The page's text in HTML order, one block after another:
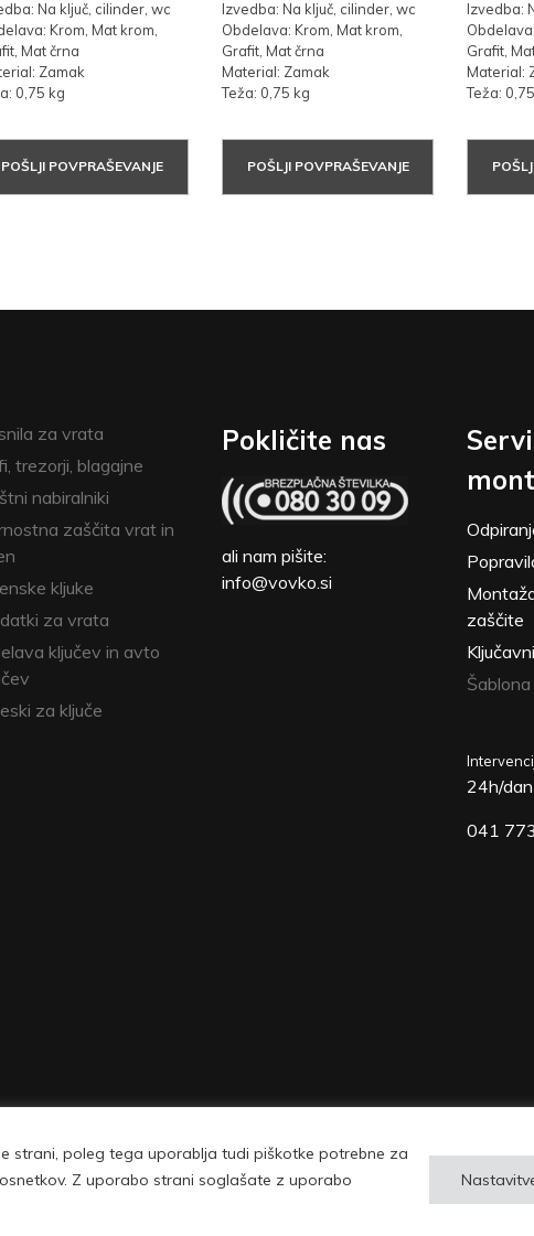
strani, poleg tega uporablja tudi piškotke potrebne za
Z uporabo strani soglašate z uporabo
Na ključ, cilinder, wc
Krom, Mat krom,
Mat črna
Zamak
0,75 kg
POŠLJI POVPRAŠEVANJE
Izvedba: Na ključ, cilinder, wc
Obdelava: Krom, Mat krom,
Grafit, Mat črna
Material: Zamak
Teža: 0,75 kg
POŠLJI POVPRAŠEVANJE
Izvedba:
Grafit,
Material:
Teža:
za vrata
trezorji, blagajne
nabiralniki
zaščita vrat in
kljuke
za vrata
ključev in avto
za ključe
Pokličite nas
ali nam pišite:
info@vovko.si
zaščite
24h/dan
041
2026 Vovko - vse pravice pridržane |Pogoji uporabe in politika zasebnosti|